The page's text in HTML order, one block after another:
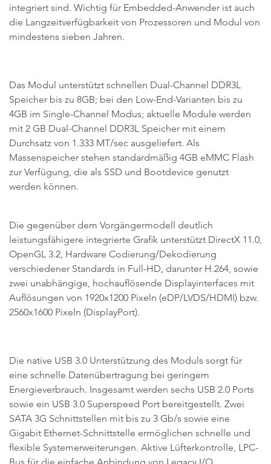
integriert sind. Wichtig für Embedded-Anwender ist auch
die Langzeitverfügbarkeit von Prozessoren und Modul von
mindestens sieben Jahren.
Das Modul unterstützt schnellen Dual-Channel DDR3L
Speicher bis zu 8GB; bei den Low-End-Varianten bis zu
4GB im Single-Channel Modus; aktuelle Module werden
mit 2 GB Dual-Channel DDR3L Speicher mit einem
Durchsatz von 1.333 MT/sec ausgeliefert. Als
Massenspeicher stehen standardmäßig 4GB eMMC Flash
zur Verfügung, die als SSD und Bootdevice genutzt
werden können.
Die gegenüber dem Vorgängermodell deutlich
leistungsfähigere integrierte Grafik unterstützt DirectX 11.0,
OpenGL 3.2, Hardware Codierung/Dekodierung
verschiedener Standards in Full-HD, darunter H.264, sowie
zwei unabhängige, hochauflösende Displayinterfaces mit
Auflösungen von 1920x1200 Pixeln (eDP/LVDS/HDMI) bzw.
2560x1600 Pixeln (DisplayPort).
Die native USB 3.0 Unterstützung des Moduls sorgt für
eine schnelle Datenübertragung bei geringem
Energieverbrauch. Insgesamt werden sechs USB 2.0 Ports
sowie ein USB 3.0 Superspeed Port bereitgestellt. Zwei
SATA 3G Schnittstellen mit bis zu 3 Gb/s sowie eine
Gigabit Ethernet-Schnittstelle ermöglichen schnelle und
flexible Systemerweiterungen. Aktive Lüfterkontrolle, LPC-